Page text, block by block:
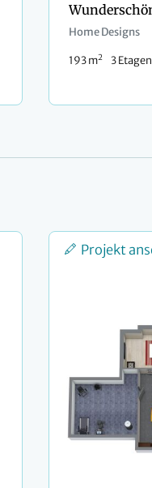
Home Designs
193 m2 3 Etagen
Projekt